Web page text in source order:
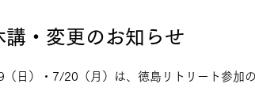
講・変更のお知らせ
日）・7/20（月）は、徳島リトリート参加の